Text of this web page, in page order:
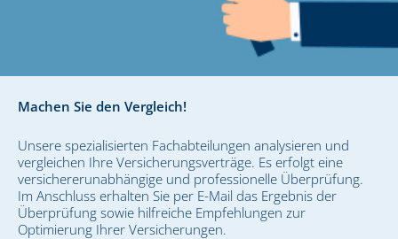
Machen Sie den Vergleich!
Unsere spezialisierten Fachabteilungen analysieren und
vergleichen Ihre Versicherungsverträge. Es erfolgt eine
versichererunabhängige und professionelle Überprüfung.
Im Anschluss erhalten Sie per E-Mail das Ergebnis der
Überprüfung sowie hilfreiche Empfehlungen zur
Optimierung Ihrer Versicherungen.